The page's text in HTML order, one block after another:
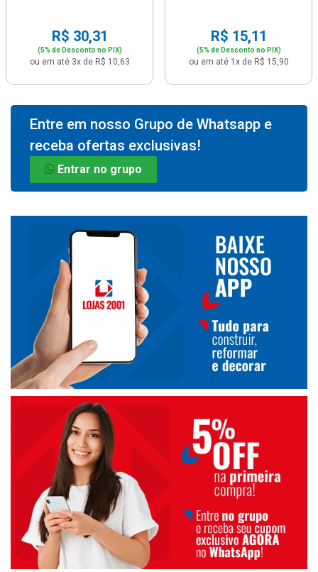
R$ 30,31
(5% de Desconto no PIX)
ou em até 3x de R$ 10,63
R$ 15,11
(5% de Desconto no PIX)
ou em até 1x de R$ 15,90
Entre em nosso Grupo de Whatsapp e
receba ofertas exclusivas!
Entrar no grupo